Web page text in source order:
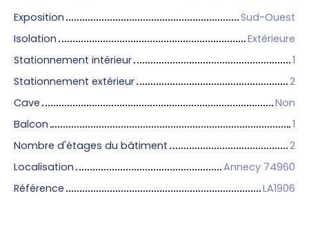
Exposition
Sud-Ouest
Isolation
Extérieure
Stationnement intérieur
1
Stationnement extérieur
2
Cave
Non
Balcon
1
Nombre d'étages du bâtiment
2
Localisation
Annecy 74960
Référence
LA1906